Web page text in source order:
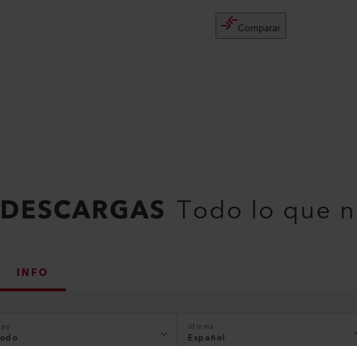
Comparar
DESCARGAS Todo lo que
INFO
Idioma
Español